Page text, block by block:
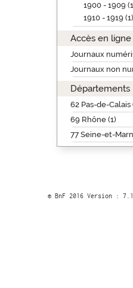
1900 - 1909
1910 - 1919 (1)
Accès en ligne
Journaux
Journaux non
Départements
62 Pas-de-Calais
69 Rhône (1)
77 Seine-et-
© BnF 2016 Version :